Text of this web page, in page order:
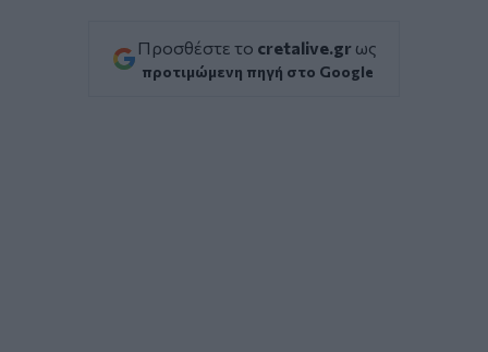
Προσθέστε το cretalive.gr ως
προτιμώμενη πηγή στο Google